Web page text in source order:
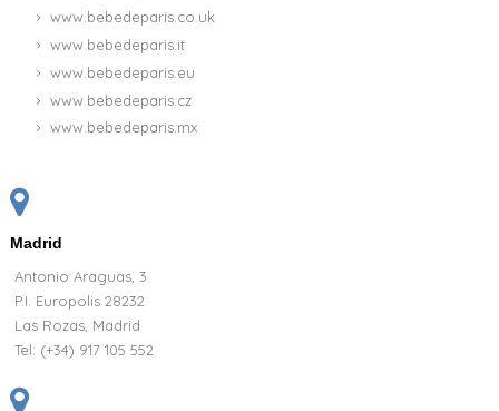
www.bebedeparis.co.uk
www.bebedeparis.it
www.bebedeparis.eu
www.bebedeparis.cz
www.bebedeparis.mx
Madrid
Antonio Araguas, 3
P.I. Europolis 28232
Las Rozas, Madrid
Tel: (+34) 917 105 552